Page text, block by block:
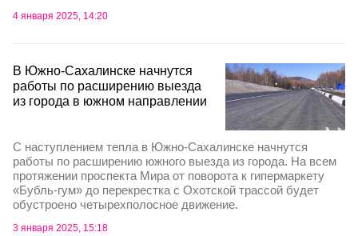
4 января 2025, 14:20
В Южно-Сахалинске начнутся
работы по расширению выезда
из города в южном направлении
С наступлением тепла в Южно-Сахалинске начнутся
работы по расширению южного выезда из города. На всем
протяжении проспекта Мира от поворота к гипермаркету
«Бубль-гум» до перекрестка с Охотской трассой будет
обустроено четырехполосное движение.
3 января 2025, 15:18